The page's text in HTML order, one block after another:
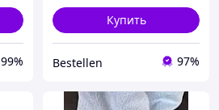
99%
Купить
Bestellen 97%